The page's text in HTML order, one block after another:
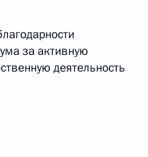
за активную
деятельность